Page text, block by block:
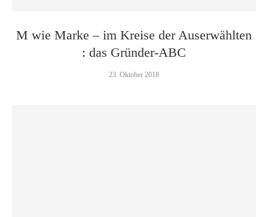
M wie Marke – im Kreise der Auserwählten
: das Gründer-ABC
23. Oktober 2018